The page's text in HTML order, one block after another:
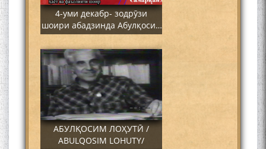
4-уми декабр- зодрӯзи
шоири абадзинда Абулқосим
Лоҳутӣ
АБУЛҚОСИМ ЛОҲУТӢ /
ABULQOSIM LOHUTY/